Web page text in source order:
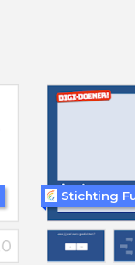
Stichting